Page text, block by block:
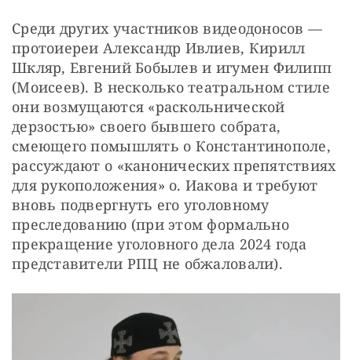
Среди других участников видеодоносов —
протоиереи Александр Ивлиев, Кирилл
Шкляр, Евгений Бобылев и игумен Филипп
(Моисеев). В несколько театральном стиле
они возмущаются «раскольнической
дерзостью» своего бывшего собрата,
смеющего помышлять о Константинополе,
рассуждают о «канонических препятствиях
для рукоположения» о. Иакова и требуют
вновь подвергнуть его уголовному
преследованию (при этом формально
прекращение уголовного дела 2024 года
представители РПЦ не обжаловали).